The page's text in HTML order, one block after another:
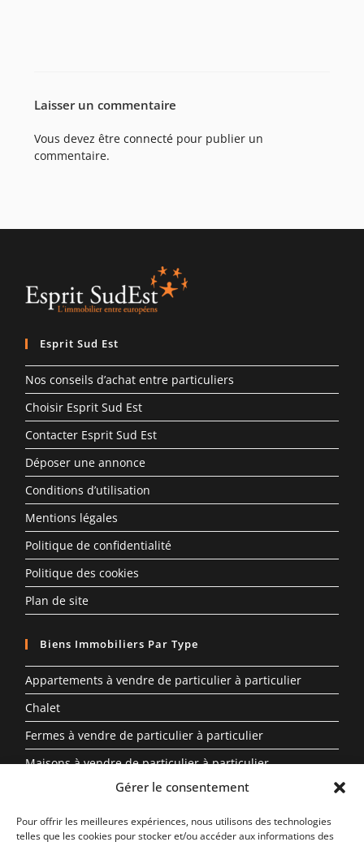
Gérer le consentement
Pour offrir les meilleures expériences, nous utilisons des technologies
telles que les cookies pour stocker et/ou accéder aux informations des
Laisser un commentaire
Vous devez êtreconnecté pour publier un
commentaire.
Esprit Sud Est
Nos conseils d’achat entre particuliers
Choisir Esprit Sud Est
Contacter Esprit Sud Est
Déposer une annonce
Conditions d’utilisation
Mentions légales
Politique de confidentialité
Politique des cookies
Plan de site
Biens Immobiliers Par Type
Appartements à vendre de particulier à particulier
Chalet
Fermes à vendre de particulier à particulier
Maisons à vendre de particulier à particulier
Propriété à vendre en Auvergne-Rhône-Alpes entre